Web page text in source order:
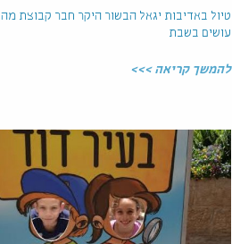
טיול באדיבות יגאל הבשור היקר חבר קבוצת מה
עושים בשבת
להמשך קריאה >>>